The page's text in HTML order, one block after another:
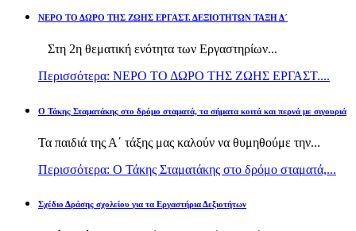
ΝΕΡΟ ΤΟ ΔΩΡΟ ΤΗΣ ΖΩΗΣ ΕΡΓΑΣΤ. ΔΕΞΙΟΤΗΤΩΝ ΤΑΞΗ Δ΄
Στη 2η θεματική ενότητα των Εργαστηρίων...
Περισσότερα: ΝΕΡΟ ΤΟ ΔΩΡΟ ΤΗΣ ΖΩΗΣ ΕΡΓΑΣΤ....
Ο Τάκης Σταματάκης στο δρόμο σταματά, τα σήματα κοιτά και περνά με σιγουριά
Τα παιδιά της Α΄ τάξης μας καλούν να θυμηθούμε την...
Περισσότερα: Ο Τάκης Σταματάκης στο δρόμο σταματά,...
Σχέδιο Δράσης σχολείου για τα Εργαστήρια Δεξιοτήτων